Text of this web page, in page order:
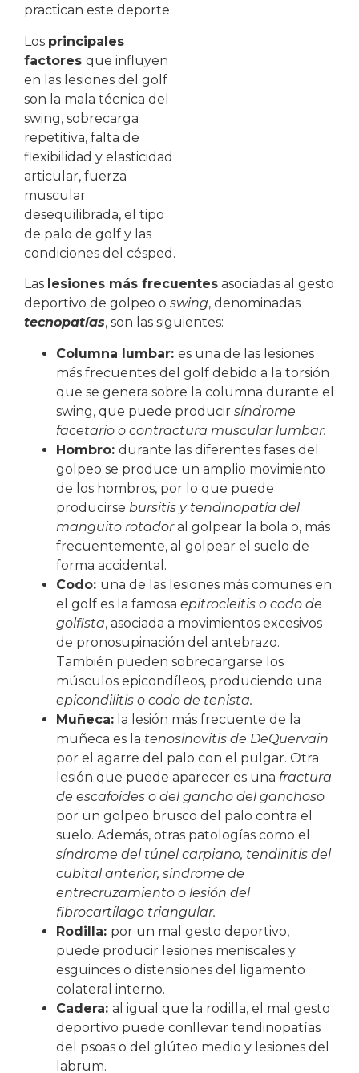
practican este deporte.
Los principales
factores que influyen
en las lesiones del golf
son la mala técnica del
swing, sobrecarga
repetitiva, falta de
flexibilidad y elasticidad
articular, fuerza
muscular
desequilibrada, el tipo
de palo de golf y las
condiciones del césped.
Las lesiones más frecuentes asociadas al gesto
deportivo de golpeo o swing, denominadas
tecnopatías, son las siguientes:
Columna lumbar: es una de las lesiones
más frecuentes del golf debido a la torsión
que se genera sobre la columna durante el
swing, que puede producir síndrome
facetario o contractura muscular lumbar.
Hombro: durante las diferentes fases del
golpeo se produce un amplio movimiento
de los hombros, por lo que puede
producirse bursitis y tendinopatía del
manguito rotadoral golpear la bola o, más
frecuentemente, al golpear el suelo de
forma accidental.
Codo: una de las lesiones más comunes en
el golf es la famosa epitrocleitis o codo de
golfista, asociada a movimientos excesivos
de pronosupinación del antebrazo.
También pueden sobrecargarse los
músculos epicondíleos, produciendo una
epicondilitis o codo de tenista.
Muñeca: la lesión más frecuente de la
muñeca es la tenosinovitis de DeQuervain
por el agarre del palo con el pulgar. Otra
lesión que puede aparecer es una fractura
de escafoides o del gancho del ganchoso
por un golpeo brusco del palo contra el
suelo. Además, otras patologías como el
síndrome del túnel carpiano, tendinitis del
cubital anterior, síndrome de
entrecruzamiento o lesión del
fibrocartílago triangular.
Rodilla: por un mal gesto deportivo,
puede producir lesiones meniscales y
esguinces o distensiones del ligamento
colateral interno.
Cadera: al igual que la rodilla, el mal gesto
deportivo puede conllevar tendinopatías
del psoas o del glúteo medio y lesiones del
labrum.